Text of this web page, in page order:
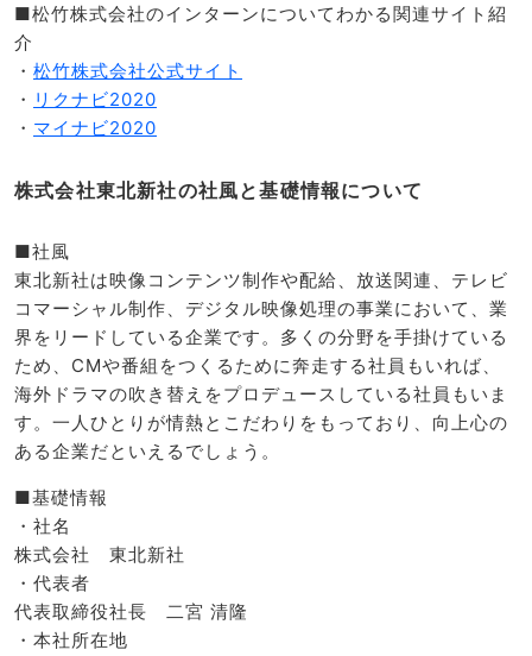
■松竹株式会社のインターンについてわかる関連サイト紹
介
・ 松竹株式会社公式サイト
・ リクナビ2020
・ マイナビ2020
株式会社東北新社の社風と基礎情報について
■社風
東北新社は映像コンテンツ制作や配給、放送関連、テレビ
コマーシャル制作、デジタル映像処理の事業において、業
界をリードしている企業です。多くの分野を手掛けている
ため、CMや番組をつくるために奔走する社員もいれば、
海外ドラマの吹き替えをプロデュースしている社員もいま
す。一人ひとりが情熱とこだわりをもっており、向上心の
ある企業だといえるでしょう。
■基礎情報
・社名
株式会社 東北新社
・代表者
代表取締役社長 二宮 清隆
・本社所在地